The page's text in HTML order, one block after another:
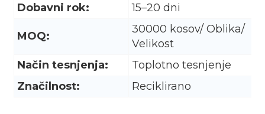
Dobavni rok:
15–20 dni
MOQ:
30000 kosov/ Oblika/
Velikost
Način tesnjenja:
Toplotno tesnjenje
Značilnost:
Reciklirano